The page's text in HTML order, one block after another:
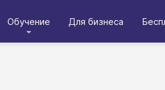
Обучение Для бизнеса